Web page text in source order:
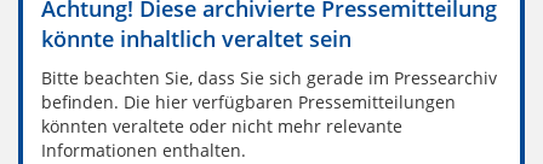
Achtung! Diese archivierte Pressemitteilung
könnte inhaltlich veraltet sein
Bitte beachten Sie, dass Sie sich gerade im Pressearchiv
befinden. Die hier verfügbaren Pressemitteilungen
könnten veraltete oder nicht mehr relevante
Informationen enthalten.